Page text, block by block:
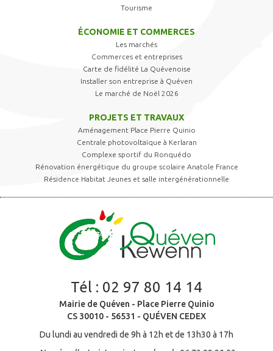
Tourisme
ÉCONOMIE ET COMMERCES
Les marchés
Commerces et entreprises
Carte de fidélité La Quévenoise
Installer son entreprise à Quéven
Le marché de Noël 2026
PROJETS ET TRAVAUX
Aménagement Place Pierre Quinio
Centrale photovoltaïque à Kerlaran
Complexe sportif du Ronquédo
Rénovation énergétique du groupe scolaire Anatole France
Résidence Habitat Jeunes et salle intergénérationnelle
Tél : 02 97 80 14 14
Mairie de Quéven - Place Pierre Quinio
CS 30010 - 56531 - QUÉVEN CEDEX
Du lundi au vendredi de 9h à 12h et de 13h30 à 17h